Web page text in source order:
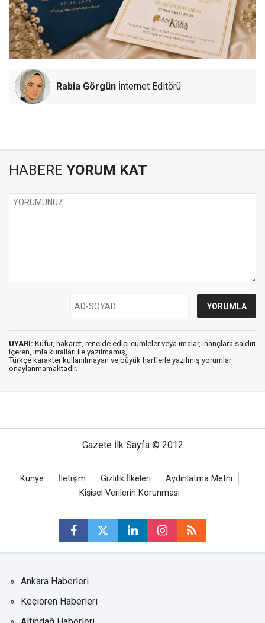
Rabia Görgün İnternet Editörü
HABERE YORUM KAT
UYARI: Küfür, hakaret, rencide edici cümleler veya imalar, inançlara saldırı
içeren, imla kuralları ile yazılmamış,
Türkçe karakter kullanılmayan ve büyük harflerle yazılmış yorumlar
onaylanmamaktadır.
Gazete İlk Sayfa © 2012
Künye İletişim Gizlilik İlkeleri
Aydınlatma Metni
Kişisel Verilerin Korunması
Ankara Haberleri
Keçiören Haberleri